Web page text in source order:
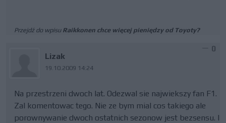
Przejdź do wpisu Raikkonen chce więcej pieniędzy od Toyoty?
Lizak
19.10.2009 14:24
0
Na przestrzeni dwoch lat. Odezwal sie najwiekszy fan F1.
Zal komentowac tego. Nie ze bym mial cos takiego ale
porownywanie dwoch ostatnich sezonow jest bezsensu. I